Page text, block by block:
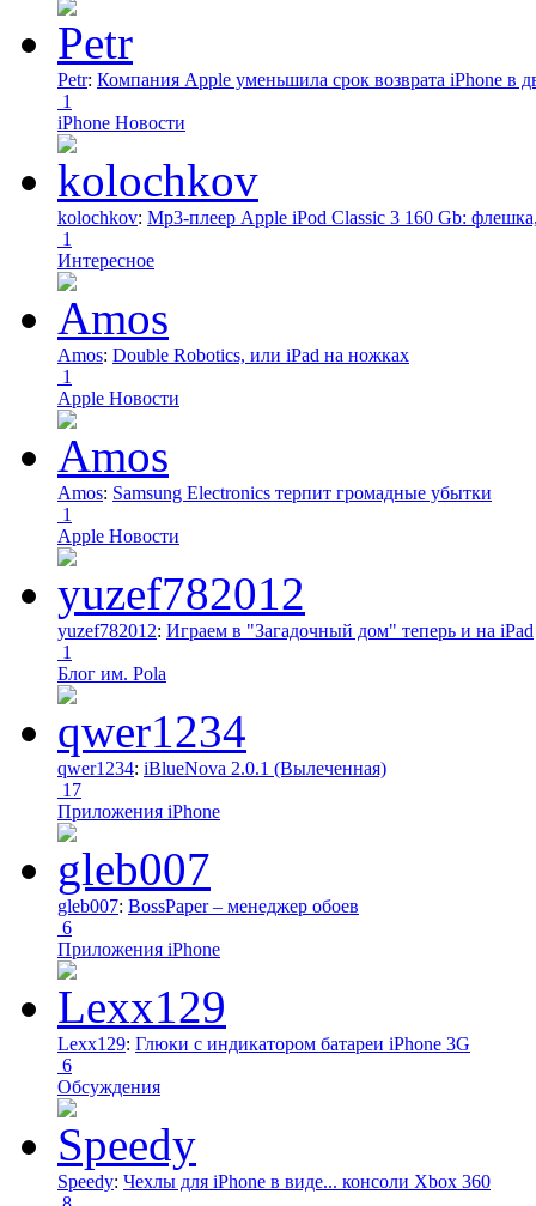
Petr: Компания Apple уменьшила срок возврата iPhone в
1
iPhone Новости
kolochkov: Mp3-плеер Apple iPod Classic 3 160 Gb:
1
Интересное
Amos: Double Robotics, или iPad на ножках
1
Apple Новости
Amos: Samsung Electronics терпит громадные убытки
1
Apple Новости
yuzef782012: Играем в "Загадочный дом" теперь и на iPad
1
Блог им. Pola
qwer1234: iBlueNova 2.0.1 (Вылеченная)
17
Приложения iPhone
gleb007: BossPaper – менеджер обоев
6
Приложения iPhone
Lexx129: Глюки с индикатором батареи iPhone 3G
6
Обсуждения
Speedy: Чехлы для iPhone в виде... консоли Xbox 360